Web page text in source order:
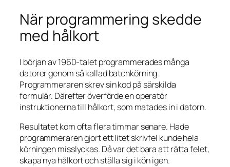
När programmering skedde
med hålkort
I början av 1960-talet programmerades många
datorer genom så kallad batchkörning.
Programmeraren skrev sin kod på särskilda
formulär. Därefter överförde en operatör
instruktionerna till hålkort, som matades in i datorn.
Resultatet kom ofta flera timmar senare. Hade
programmeraren gjort ett litet skrivfel kunde hela
körningen misslyckas. Då var det bara att rätta felet,
skapa nya hålkort och ställa sig i kön igen.